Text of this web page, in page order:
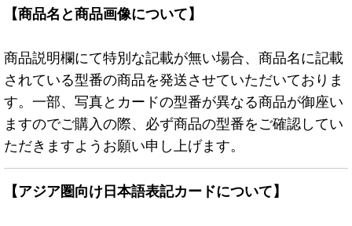
【商品名と商品画像について】
商品説明欄にて特別な記載が無い場合、商品名に記載
されている型番の商品を発送させていただいておりま
す。一部、写真とカードの型番が異なる商品が御座い
ますのでご購入の際、必ず商品の型番をご確認してい
ただきますようお願い申し上げます。
【アジア圏向け日本語表記カードについて】